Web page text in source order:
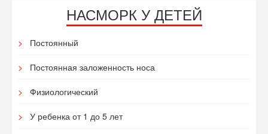
НАСМОРК У ДЕТЕЙ
Постоянный
Постоянная заложенность носа
Физиологический
У ребенка от 1 до 5 лет